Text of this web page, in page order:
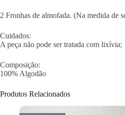
2 Fronhas de almofada. (Na medida de
Cuidados:
A peça não pode ser tratada com lixívia;
Composição:
100% Algodão
Produtos Relacionados